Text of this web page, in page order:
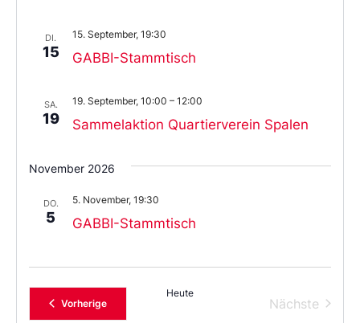
DI.
15 GABBI-Stammtisch
15. September, 19:30
SA.
19 Sammelaktion Quartierverein Spalen
19. September, 10:00 – 12:00
November 2026
DO.
5 GABBI-Stammtisch
5. November, 19:30
VorherigeVeranstaltungen
Heute
Nächste